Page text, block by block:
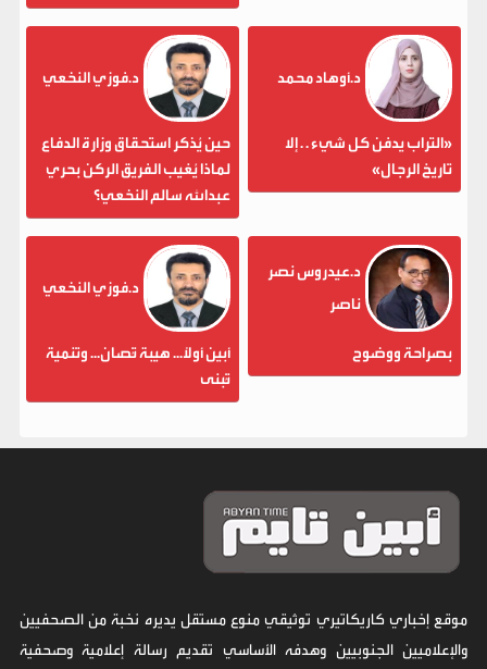
د.أوهاد محمد
«التراب يدفن كل شيء . . إلا
تاريخ الرجال»
د.فوزي النخعي
حين يُذكر استحقاق وزارة الدفاع
لماذا يُغيب الفريق الركن بحري
عبدالله سالم النخعي؟
د.عيدروس نصر
ناصر
بصراحة ووضوح
د.فوزي النخعي
أبين أولاً... هيبة تُصان... وتنمية
تُبنى
موقع إخباري كاريكاتيري توثيقي منوع مستقل يديره نخبة من الصحفيين
والإعلاميين الجنوبيين وهدفه الأساسي تقديم رسالة إعلامية وصحفية